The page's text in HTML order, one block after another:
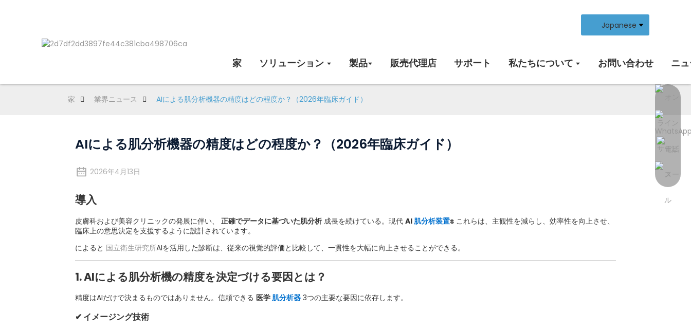
Japanese
家 ソリューション 製品 販売代理店 サポート 私たちについて お問い合わせ ニ
家 業界ニュース AIによる肌分析機器の精度はどの程度か？（2026年臨床ガイド）
AIによる肌分析機器の精度はどの程度か？（2026年臨床ガイド）
2026年4月13日
導入
皮膚科および美容クリニックの発展に伴い、 正確でデータに基づいた肌分析 成長を続けている。現代 AI 肌分析装置s これらは、主観性を減らし、効率性を向上させ、
臨床上の意思決定を支援するように設計されています。
によると 国立衛生研究所AIを活用した診断は、従来の視覚的評価と比較して、一貫性を大幅に向上させることができる。
1. AIによる肌分析機の精度を決定づける要因とは？
精度はAIだけで決まるものではありません。信頼できる 医学肌分析器 3つの主要な要因に依存します。
✔ イメージング技術